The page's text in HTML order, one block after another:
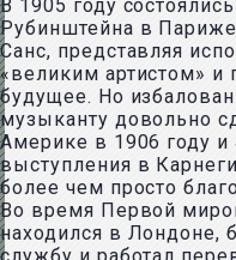
В 1905 году
Рубинштейна в
Санс, представляя
«великим артистом» и
будущее. Но
музыканту довольно
Америке в 1906 году
выступления в
более чем просто
Во время Первой
находился в Лондоне,